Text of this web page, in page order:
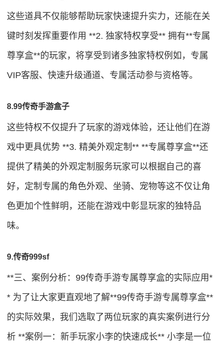
这些道具不仅能够帮助玩家快速提升实力，还能在关
键时刻发挥重要作用 **2. 独家特权享受** 拥有**专属
尊享盒**的玩家，将享受到诸多独家特权例如，专属
VIP客服、快速升级通道、专属活动参与资格等。
8.99传奇手游盒子
这些特权不仅提升了玩家的游戏体验，还让他们在游
戏中更具优势 **3. 精美外观定制** **专属尊享盒**还
提供了精美的外观定制服务玩家可以根据自己的喜
好，定制专属的角色外观、坐骑、宠物等这不仅让角
色更加个性鲜明，还能在游戏中彰显玩家的独特品
味。
9.传奇999sf
**三、案例分析：99传奇手游专属尊享盒的实际应用*
* 为了让大家更直观地了解**99传奇手游专属尊享盒**
的实际效果，我们选取了两位玩家的真实案例进行分
析 **案例一：新手玩家小李的快速成长** 小李是一位